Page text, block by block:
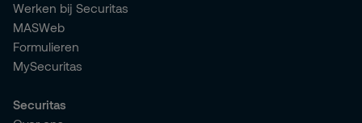
Werken bij Securitas
MASWeb
Formulieren
MySecuritas
Securitas